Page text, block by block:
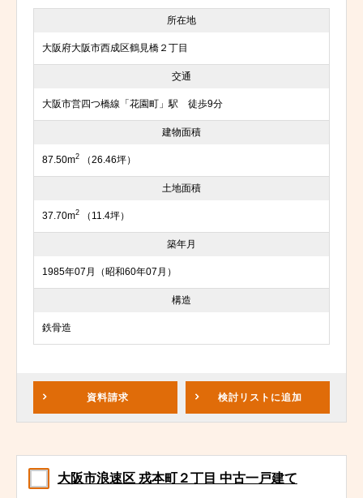
所在地
大阪府大阪市西成区鶴見橋２丁目
交通
大阪市営四つ橋線「花園町」駅 徒歩9分
建物面積
87.50m2 （26.46坪）
土地面積
37.70m2 （11.4坪）
築年月
1985年07月（昭和60年07月）
構造
鉄骨造
資料請求 検討リスト に追加
大阪市浪速区 戎本町２丁目 中古一戸建て